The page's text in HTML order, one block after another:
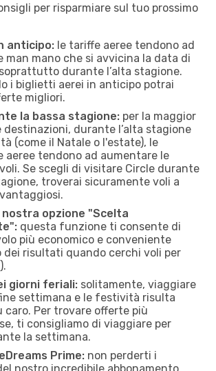
per risparmiare sul tuo prossimo
anticipo: le tariffe aeree tendono ad
man mano che si avvicina la data di
durante l’alta stagione.
i biglietti aerei in anticipo potrai
migliori.
la bassa stagione: per la maggior
destinazioni, durante l’alta stagione
(come il Natale o l'estate), le
aeree tendono ad aumentare le
Se scegli di visitare Circle durante
troverai sicuramente voli a
nostra opzione "Scelta
questa funzione ti consente di
più economico e conveniente
dei risultati quando cerchi voli per
giorni feriali: solitamente, viaggiare
settimana e le festività risulta
caro. Per trovare offerte più
ti consigliamo di viaggiare per
la settimana.
Prime: non perderti i